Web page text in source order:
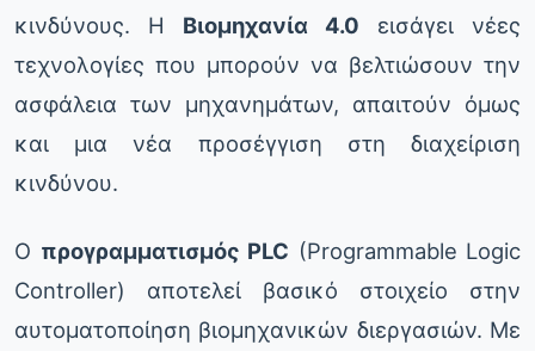
κινδύνους. Η Βιομηχανία 4.0 εισάγει νέες
τεχνολογίες που μπορούν να βελτιώσουν την
ασφάλεια των μηχανημάτων, απαιτούν όμως
και μια νέα προσέγγιση στη διαχείριση
κινδύνου.
Ο προγραμματισμός PLC (Programmable Logic
Controller) αποτελεί βασικό στοιχείο στην
αυτοματοποίηση βιομηχανικών διεργασιών. Με